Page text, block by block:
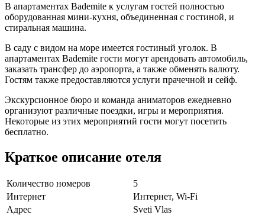
В апартаментах Bademite к услугам гостей полностью
оборудованная мини-кухня, объединенная с гостиной, и
стиральная машина.
В саду с видом на море имеется гостиный уголок. В
апартаментах Bademite гости могут арендовать автомобиль,
заказать трансфер до аэропорта, а также обменять валюту.
Гостям также предоставляются услуги прачечной и сейф.
Экскурсионное бюро и команда аниматоров ежедневно
организуют различные поездки, игры и мероприятия.
Некоторые из этих мероприятий гости могут посетить
бесплатно.
Краткое описание отеля
Количество номеров
5
Интернет
Интернет, Wi-Fi
Адрес
Sveti Vlas